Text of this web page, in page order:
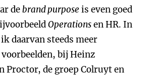
debrand purpose is even goed
Operationsen HR. In
daarvan steeds meer
bij Heinz
Proctor, de groep Colruyt en